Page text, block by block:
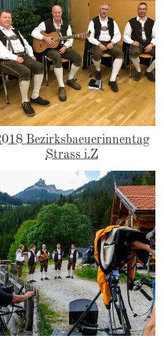
Bezirksbaeuerinnentag
Strass i.Z